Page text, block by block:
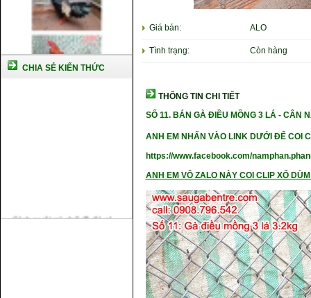
CHIA SẺ KIẾN THỨC
Cách nuôi gà đông tảo thuần
Giá bán: ALO
Tình trạng: Còn hàng
THÔNG TIN CHI TIẾT
SỐ 11.BÁN GÀ ĐIỀU MỒNG 3 LÁ - CÂN
ANH EM NHẤN VÀO LINK DƯỚI ĐỂ COI
https://www.facebook.com/
ANH EM VÔ ZALO NÀY COI CLIP XỔ